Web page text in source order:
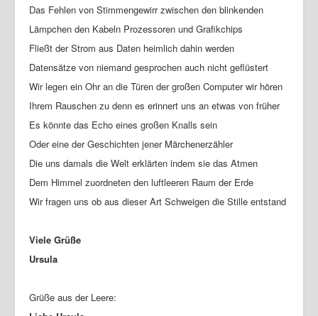
Vita
Lesungen/Ausstellungen
Jan Maria Greven
Das Fehlen von Stimmengewirr zwischen den blinkenden
Lämpchen den Kabeln Prozessoren und Grafikchips
Fließt der Strom aus Daten heimlich dahin werden
Datensätze von niemand gesprochen auch nicht geflüstert
Wir legen ein Ohr an die Türen der großen Computer wir hören
Ihrem Rauschen zu denn es erinnert uns an etwas von früher
Es könnte das Echo eines großen Knalls sein
Oder eine der Geschichten jener Märchenerzähler
Die uns damals die Welt erklärten indem sie das Atmen
Dem Himmel zuordneten den luftleeren Raum der Erde
Wir fragen uns ob aus dieser Art Schweigen die Stille entstand
Viele Grüße
Ursula
Grüße aus der Leere: